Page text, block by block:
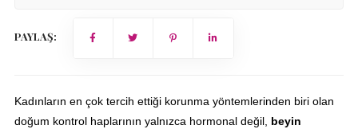
PAYLAŞ:
Kadınların en çok tercih ettiği korunma yöntemlerinden biri olan
doğum kontrol haplarının yalnızca hormonal değil, beyin